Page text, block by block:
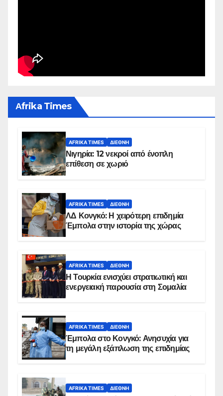
Αfrika Times
AFRIKA TIMES ΔΙΕΘΝΉ
Νιγηρία: 12 νεκροί από ένοπλη
επίθεση σε χωριό
AFRIKA TIMES ΔΙΕΘΝΉ
ΛΔ Κονγκό: Η χειρότερη επιδημία
Έμπολα στην ιστορία της χώρας
AFRIKA TIMES ΔΙΕΘΝΉ
Η Τουρκία ενισχύει στρατιωτική και
ενεργειακή παρουσία στη Σομαλία
AFRIKA TIMES ΔΙΕΘΝΉ
Έμπολα στο Κονγκό: Ανησυχία για
τη μεγάλη εξάπλωση της επιδημίας
AFRIKA TIMES ΔΙΕΘΝΉ